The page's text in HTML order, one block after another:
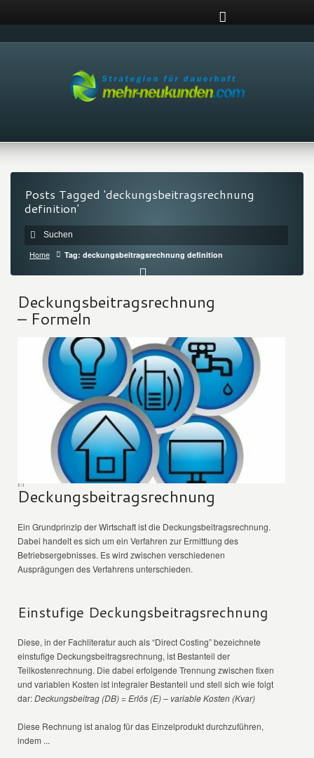
Posts Tagged 'deckungsbeitragsrechnung
definition'
Home Tag: deckungsbeitragsrechnung definition
Deckungsbeitragsrechnung
– Formeln
Deckungsbeitragsrechnung
Ein Grundprinzip der Wirtschaft ist die Deckungsbeitragsrechnung.
Dabei handelt es sich um ein Verfahren zur Ermittlung des
Betriebsergebnisses. Es wird zwischen verschiedenen
Ausprägungen des Verfahrens unterschieden.
Einstufige Deckungsbeitragsrechnung
Diese, in der Fachliteratur auch als “Direct Costing” bezeichnete
einstufige Deckungsbeitragsrechnung, ist Bestanteil der
Teilkostenrechnung. Die dabei erfolgende Trennung zwischen fixen
und variablen Kosten ist integraler Bestanteil und stell sich wie folgt
dar:Deckungsbeitrag (DB) = Erlös (E) – variable Kosten (Kvar)
Diese Rechnung ist analog für das Einzelprodukt durchzuführen,
indem ...